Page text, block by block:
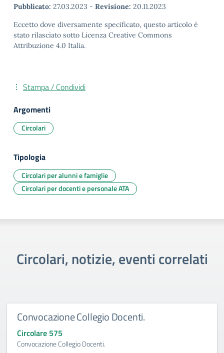
Pubblicato: 27.03.2023 - Revisione: 20.11.2023
Eccetto dove diversamente specificato, questo articolo è
stato rilasciato sotto Licenza Creative Commons
Attribuzione 4.0 Italia.
Stampa / Condividi
Argomenti
Circolari
Tipologia
Circolari per alunni e famiglie
Circolari per docenti e personale ATA
Circolari, notizie, eventi correlati
Convocazione Collegio Docenti.
Circolare 575
Convocazione Collegio Docenti.